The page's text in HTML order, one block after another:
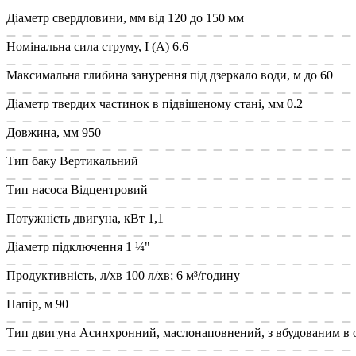
Діаметр свердловини, мм від 120 до 150 мм
Номінальна сила струму, I (А) 6.6
Максимальна глибина занурення під дзеркало води, м до 60
Діаметр твердих частинок в підвішеному стані, мм 0.2
Довжина, мм 950
Тип баку Вертикальний
Тип насоса Відцентровий
Потужність двигуна, кВт 1,1
Діаметр підключення 1 ¼"
Продуктивність, л/хв 100 л/хв; 6 м³/годину
Напір, м 90
Тип двигуна Асинхронний, маслонаповнений, з вбудованим в